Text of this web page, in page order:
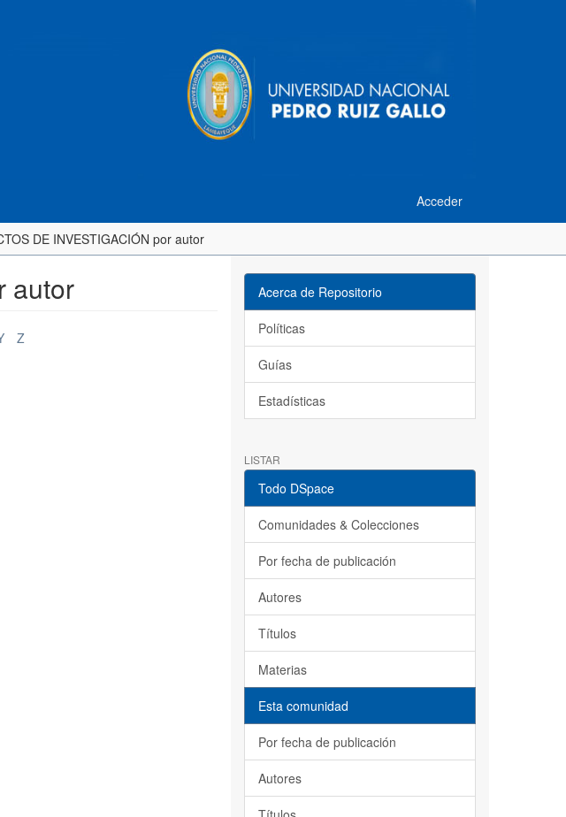
Acceder
DE INVESTIGACIÓN por autor
autor
Z
Acerca de Repositorio
Políticas
Guías
Estadísticas
LISTAR
Todo DSpace
Comunidades & Colecciones
Por fecha de publicación
Autores
Títulos
Materias
Esta comunidad
Por fecha de publicación
Autores